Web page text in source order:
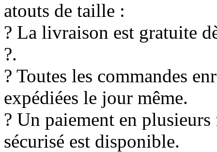
atouts de taille :
? La livraison est gratuite
?.
? Toutes les commandes
expédiées le jour même.
? Un paiement en
sécurisé est disponible.